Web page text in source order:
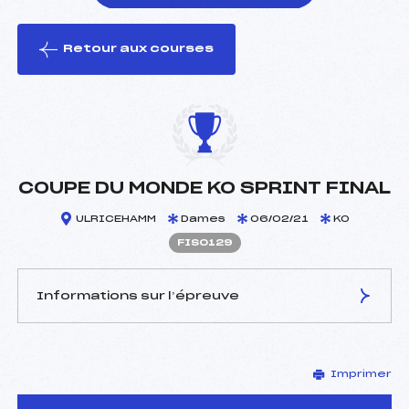
le ski
Retour aux courses
COUPE DU MONDE KO SPRINT FINAL
ULRICEHAMM Dames 06/02/21 KO
FIS0129
Informations sur l’épreuve
–
D.T Adjoint :
–
Imprimer